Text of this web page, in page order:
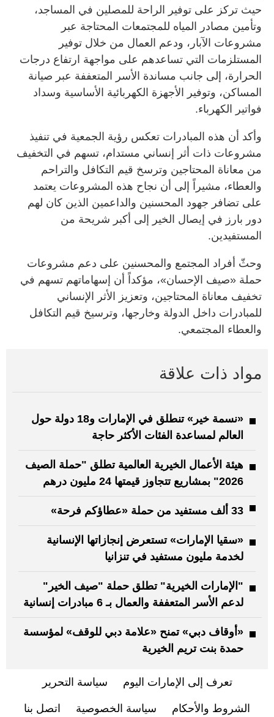
حيث تركز على توفير الراحة للمصلين في المساجد،
وتأمين مصادر المياه للمجتمعات المحتاجة عبر
مشروعات الآبار، ودعم العمال من خلال توفير
المستلزمات التي تساعدهم على مواجهة ارتفاع درجات
الحرارة، إلى جانب مساندة الأسر المتعففة عبر صيانة
المساكن، وتوفير الأجهزة الكهربائية الأساسية وسداد
فواتير الكهرباء.
وأكد أن هذه المبادرات تعكس رؤية الجمعية في تنفيذ
مشروعات ذات أثر إنساني مستدام، تسهم في التخفيف
من معاناة المحتاجين وترسخ قيم التكافل والتراحم
والعطاء، مشيراً إلى أن نجاح هذه المشروعات يعتمد
على تضافر جهود المحسنين والداعمين الذين كان لهم
دور بارز في إيصال الخير إلى أكبر شريحة من
المستفيدين.
وحثّ أفراد المجتمع والمحسنين على دعم مشروعات
حملة «صيف الإحسان»، مؤكداً أن إسهاماتهم تسهم في
تخفيف معاناة المحتاجين، وتعزيز الأثر الإنساني
للمبادرات داخل الدولة وخارجها، وترسيخ قيم التكافل
والعطاء المجتمعي.
مواد ذات علاقة
«نسمة خير» تنطلق في الإمارات و18 دولة حول
العالم لمساعدة الفئات الأكثر حاجة
هيئة الأعمال الخيرية العالمية تطلق "حملة الصيف
2026" بمشاريع تتجاوز قيمتها 24 مليون درهم
33 ألف مستفيد من حملة «عطاؤكم فرحة»
«سقيا الإمارات» تستعرض إنجازاتها الإنسانية
لخدمة مليون مستفيد في تنزانيا
"الإمارات الخيرية" تطلق حملة "صيف الخير"
لدعم الأسر المتعففة والعمال بـ 6 مبادرات إنسانية
«أوقاف دبي» تمنح «علامة دبي للوقف» لمؤسسة
حمدة بنت تريم الخيرية
تعرف إلى الإمارات اليوم سياسة التحرير
الشروط والأحكام سياسة الخصوصية اتصل بنا